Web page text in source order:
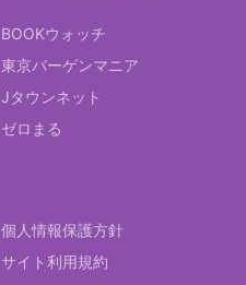
BOOKウォッチ
東京バーゲンマニア
Jタウンネット
ゼロまる
個人情報保護方針
サイト利用規約